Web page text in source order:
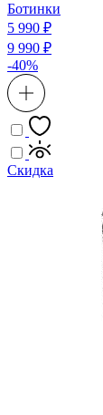
Ботинки
5 990 ₽
9 990 ₽
-40%
Скидка